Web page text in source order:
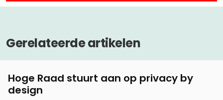
Gerelateerde artikelen
Hoge Raad stuurt aan op privacy by
design